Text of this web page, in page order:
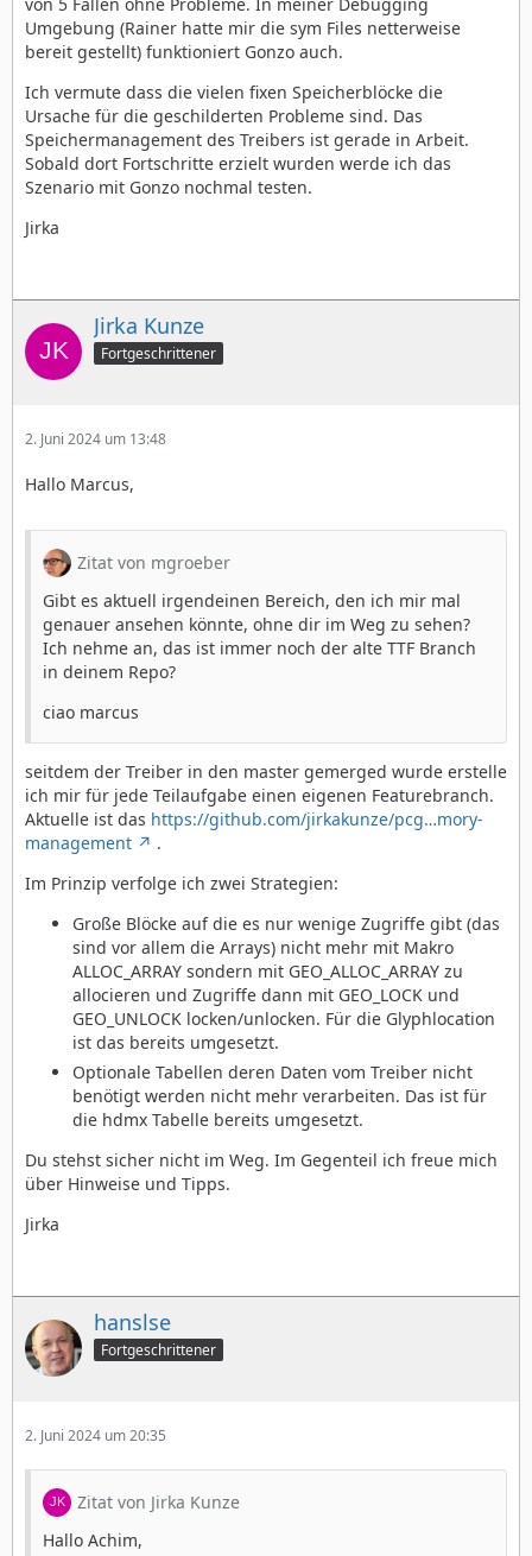
Umgebung (Rainer hatte mir die sym Files netterweise
bereit gestellt) funktioniert Gonzo auch.
Ich vermute dass die vielen fixen Speicherblöcke die
Ursache für die geschilderten Probleme sind. Das
Speichermanagement des Treibers ist gerade in Arbeit.
Sobald dort Fortschritte erzielt wurden werde ich das
Szenario mit Gonzo nochmal testen.
Jirka
Jirka Kunze
Fortgeschrittener
2. Juni 2024 um 13:48
Hallo Marcus,
Zitat von mgroeber
Gibt es aktuell irgendeinen Bereich, den ich mir mal
genauer ansehen könnte, ohne dir im Weg zu sehen?
Ich nehme an, das ist immer noch der alte TTF Branch
in deinem Repo?
ciao marcus
seitdem der Treiber in den master gemerged wurde erstelle
ich mir für jede Teilaufgabe einen eigenen Featurebranch.
Aktuelle ist das https://github.com/jirkakunze/pcg…mory-
management
.
Im Prinzip verfolge ich zwei Strategien:
Große Blöcke auf die es nur wenige Zugriffe gibt (das
sind vor allem die Arrays) nicht mehr mit Makro
ALLOC_ARRAY sondern mit GEO_ALLOC_ARRAY zu
allocieren und Zugriffe dann mit GEO_LOCK und
GEO_UNLOCK locken/unlocken. Für die Glyphlocation
ist das bereits umgesetzt.
Optionale Tabellen deren Daten vom Treiber nicht
benötigt werden nicht mehr verarbeiten. Das ist für
die hdmx Tabelle bereits umgesetzt.
Du stehst sicher nicht im Weg. Im Gegenteil ich freue mich
über Hinweise und Tipps.
Jirka
hanslse
Fortgeschrittener
2. Juni 2024 um 20:35
Zitat von Jirka Kunze
Hallo Achim,